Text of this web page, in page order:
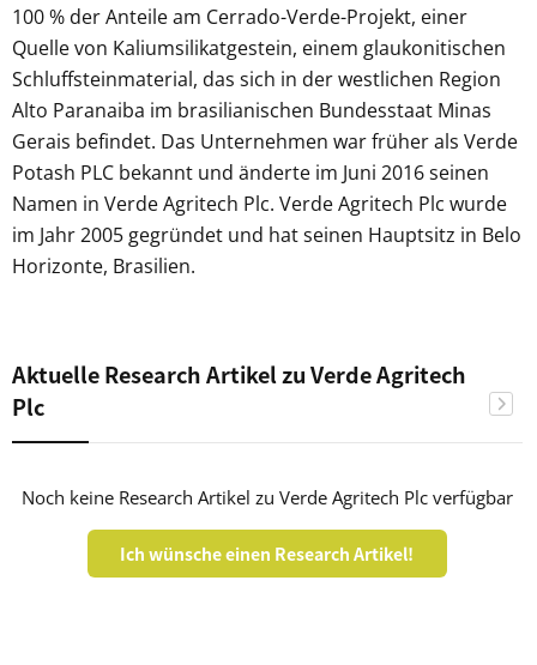
100 % der Anteile am Cerrado-Verde-Projekt, einer
Quelle von Kaliumsilikatgestein, einem glaukonitischen
Schluffsteinmaterial, das sich in der westlichen Region
Alto Paranaiba im brasilianischen Bundesstaat Minas
Gerais befindet. Das Unternehmen war früher als Verde
Potash PLC bekannt und änderte im Juni 2016 seinen
Namen in Verde Agritech Plc. Verde Agritech Plc wurde
im Jahr 2005 gegründet und hat seinen Hauptsitz in Belo
Horizonte, Brasilien.
Aktuelle Research Artikel zu Verde Agritech
Plc
Noch keine Research Artikel zu Verde Agritech Plc verfügbar
Ich wünsche einen Research Artikel!